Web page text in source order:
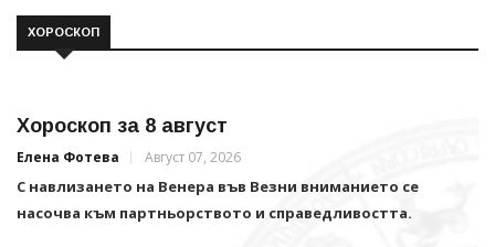
ХОРОСКОП
Хороскоп за 8 август
Елена Фотева Август 07, 2026
С навлизането на Венера във Везни вниманието се
насочва към партньорството и справедливостта.